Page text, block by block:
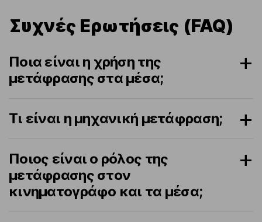
Συχνές Ερωτήσεις (FAQ)
Ποια είναι η χρήση της
μετάφρασης στα μέσα;
Τι είναι η μηχανική μετάφραση;
Ποιος είναι ο ρόλος της
μετάφρασης στον
κινηματογράφο και τα μέσα;